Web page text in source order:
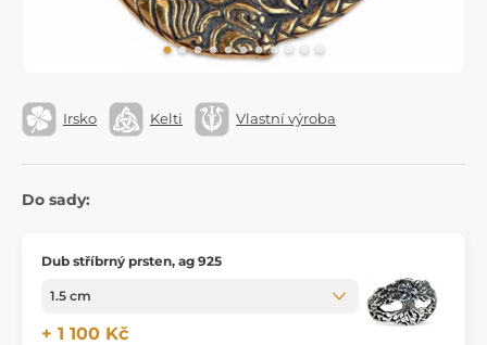
Irsko Kelti Vlastní výroba
Do sady:
Dub stříbrný prsten, ag 925
+ 1 100 Kč